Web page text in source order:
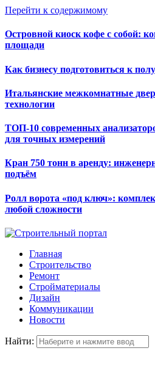
Перейти к содержимому
Островной киоск кофе с собой:
площади
Как бизнесу подготовиться к
Итальянские межкомнатные
технологии
ТОП-10 современных
для точных измерений
Кран 750 тонн в аренду:
подъём
Ролл ворота «под ключ»:
любой сложности
Главная
Строительство
Ремонт
Стройматериалы
Дизайн
Коммуникации
Новости
Найти: